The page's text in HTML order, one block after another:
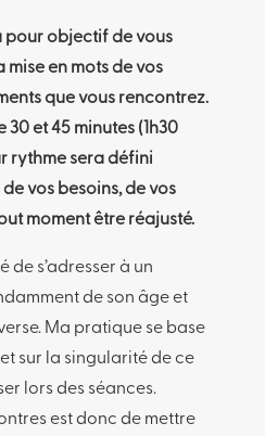
pour objectif de vous
en mots de vos
que vous rencontrez.
30 et 45 minutes (1h30
rythme sera défini
vos besoins, de vos
moment être réajusté.
de s’adresser à un
de son âge et
Ma pratique se base
sur la singularité de ce
lors des séances.
est donc de mettre